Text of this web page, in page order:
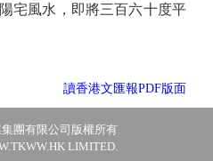
宅風水，即將三百六十度平
讀香港文匯報PDF版面
團有限公司版權所有
LIMITED.